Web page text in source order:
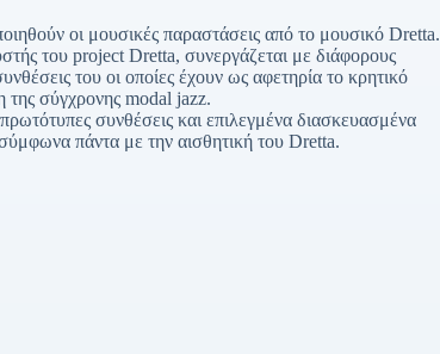
οι μουσικές παραστάσεις από το μουσικό Dretta.
του project Dretta, συνεργάζεται με διάφορους
του οι οποίες έχουν ως αφετηρία το κρητικό
της σύγχρονης modal jazz.
συνθέσεις και επιλεγμένα διασκευασμένα
πάντα με την αισθητική του Dretta.